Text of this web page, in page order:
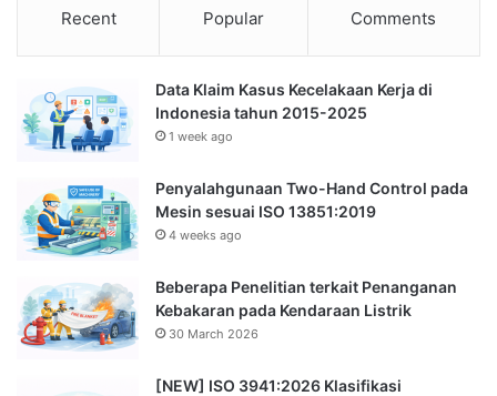
Recent Popular Comments
Data Klaim Kasus Kecelakaan Kerja di
Indonesia tahun 2015-2025
1 week ago
Penyalahgunaan Two-Hand Control pada
Mesin sesuai ISO 13851:2019
4 weeks ago
Beberapa Penelitian terkait Penanganan
Kebakaran pada Kendaraan Listrik
30 March 2026
[NEW] ISO 3941:2026 Klasifikasi